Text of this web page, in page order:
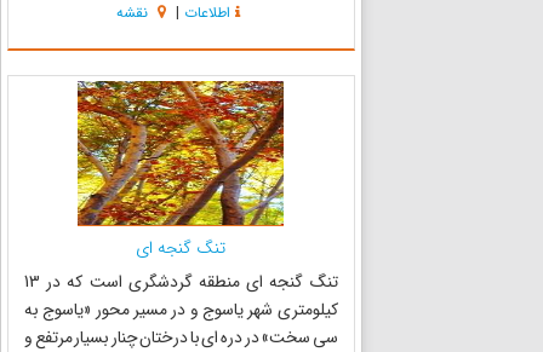
دام‌ها ،پوشش گیاهی منطقه افزایش پیدا کرده
است.درختان این منطقه شام...
اطلاعات | نقشه
تنگ گنجه ای
تنگ گنجه ای منطقه گردشگری است که در 13
کیلومتری شهر یاسوج و در مسیر محور «یاسوج به
سی سخت» در دره ای با درختان چنار بسیار مرتفع و